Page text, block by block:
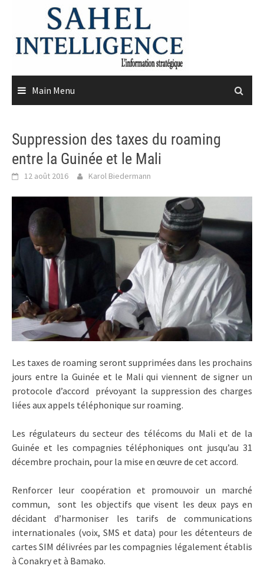
content
Main Menu
Suppression des taxes du roaming
entre la Guinée et le Mali
12 août 2016 Karol Biedermann
Les taxes de roaming seront supprimées dans les prochains
jours entre la Guinée et le Mali qui viennent de signer un
protocole d’accord prévoyant la suppression des charges
liées aux appels téléphonique sur roaming.
Les régulateurs du secteur des télécoms du Mali et de la
Guinée et les compagnies téléphoniques ont jusqu’au 31
décembre prochain, pour la mise en œuvre de cet accord.
Renforcer leur coopération et promouvoir un marché
commun, sont les objectifs que visent les deux pays en
décidant d’harmoniser les tarifs de communications
internationales (voix, SMS et data) pour les détenteurs de
cartes SIM délivrées par les compagnies légalement établis
à Conakry et à Bamako.